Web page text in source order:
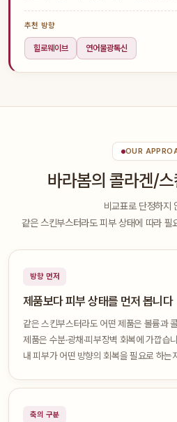
추천 방향
힐로웨이브 연어물광톡신
OUR
바라봄의 콜라겐/
비교표로 단정하지
같은 스킨부스터라도 피부 상태에 따라 필
방향 먼저
제품보다 피부 상태를 먼저 봅니다
같은 스킨부스터라도 어떤 제품은 볼륨과
제품은 수분·광채·피부장벽 회복에 가깝습
내 피부가 어떤 방향의 회복을 필요로 하는
축의 구분